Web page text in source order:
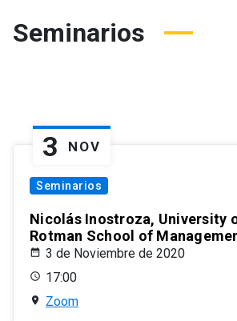
Seminarios
3 NOV
Seminarios
Nicolás Inostroza, University
Rotman School of
3 de Noviembre de 2020
17:00
Zoom